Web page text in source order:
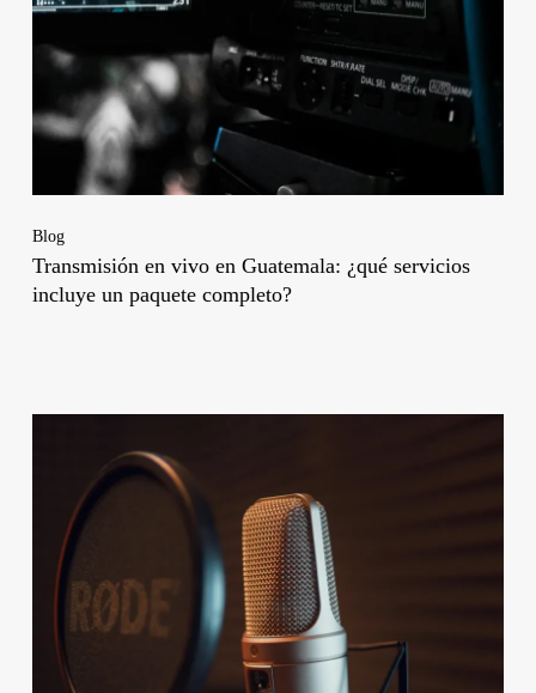
Blog
Transmisión en vivo en Guatemala: ¿qué servicios
incluye un paquete completo?